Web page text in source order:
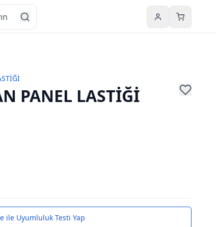
HesabımSepetim
PANEL LASTİĞİ
ile Uyumluluk Testi Yap